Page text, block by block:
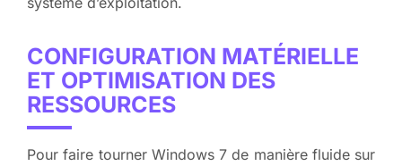
CONFIGURATION MATÉRIELLE
ET OPTIMISATION DES
RESSOURCES
Pour faire tourner Windows 7 de manière fluide sur